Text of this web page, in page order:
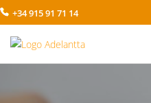
+34 915 91 71 14